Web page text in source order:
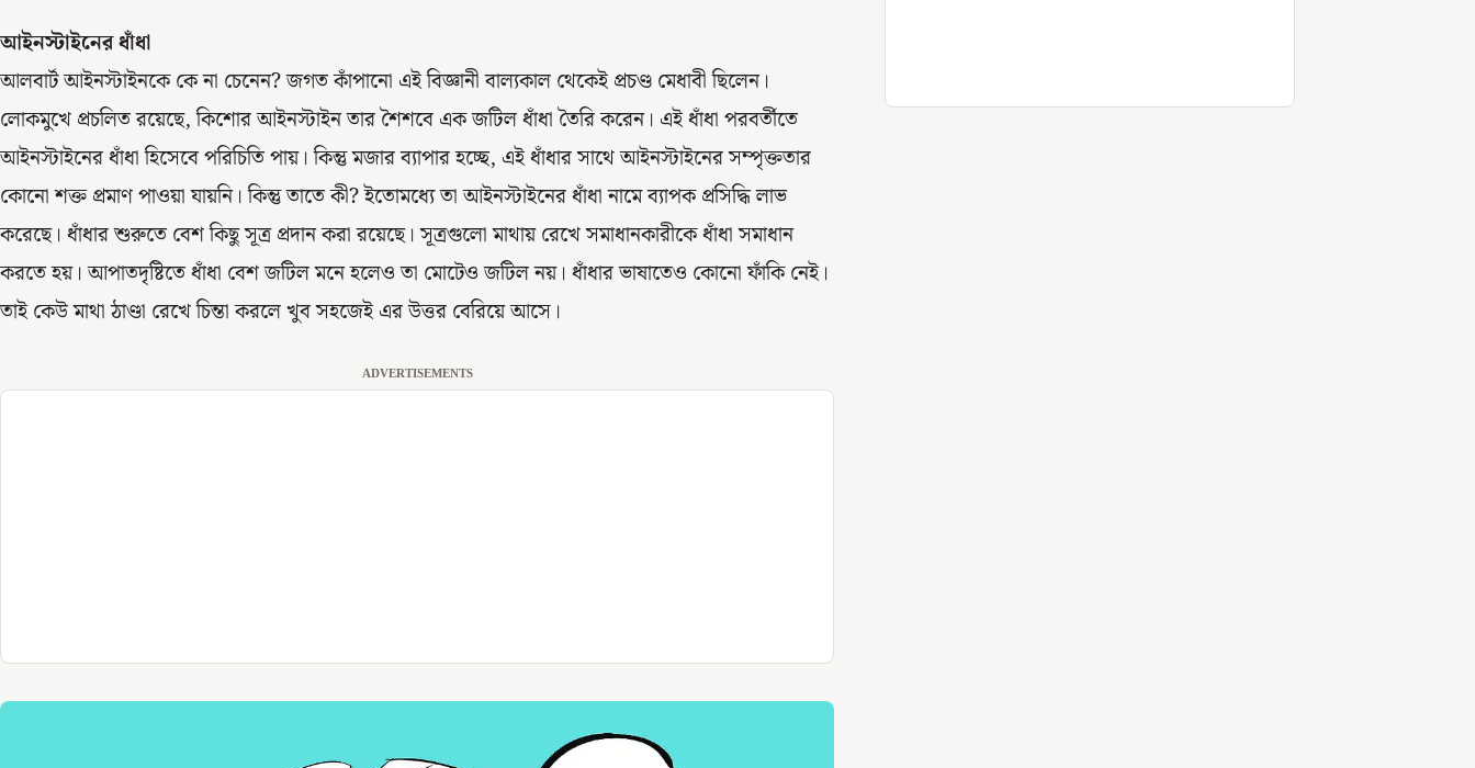
আইনস্টাইনের ধাঁধা
আলবার্ট আইনস্টাইনকে কে না চেনেন? জগত কাঁপানো এই বিজ্ঞানী বাল্যকাল থেকেই প্রচণ্ড মেধাবী ছিলেন।
লোকমুখে প্রচলিত রয়েছে, কিশোর আইনস্টাইন তার শৈশবে এক জটিল ধাঁধা তৈরি করেন। এই ধাঁধা পরবর্তীতে
আইনস্টাইনের ধাঁধা হিসেবে পরিচিতি পায়। কিন্তু মজার ব্যাপার হচ্ছে, এই ধাঁধার সাথে আইনস্টাইনের সম্পৃক্ততার
কোনো শক্ত প্রমাণ পাওয়া যায়নি। কিন্তু তাতে কী? ইতোমধ্যে তা আইনস্টাইনের ধাঁধা নামে ব্যাপক প্রসিদ্ধি লাভ
করেছে। ধাঁধার শুরুতে বেশ কিছু সূত্র প্রদান করা রয়েছে। সূত্রগুলো মাথায় রেখে সমাধানকারীকে ধাঁধা সমাধান
করতে হয়। আপাতদৃষ্টিতে ধাঁধা বেশ জটিল মনে হলেও তা মোটেও জটিল নয়। ধাঁধার ভাষাতেও কোনো ফাঁকি নেই।
তাই কেউ মাথা ঠাণ্ডা রেখে চিন্তা করলে খুব সহজেই এর উত্তর বেরিয়ে আসে।
ADVERTISEMENTS